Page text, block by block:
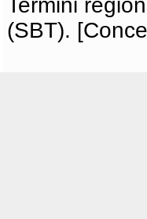
Termini
(SBT).